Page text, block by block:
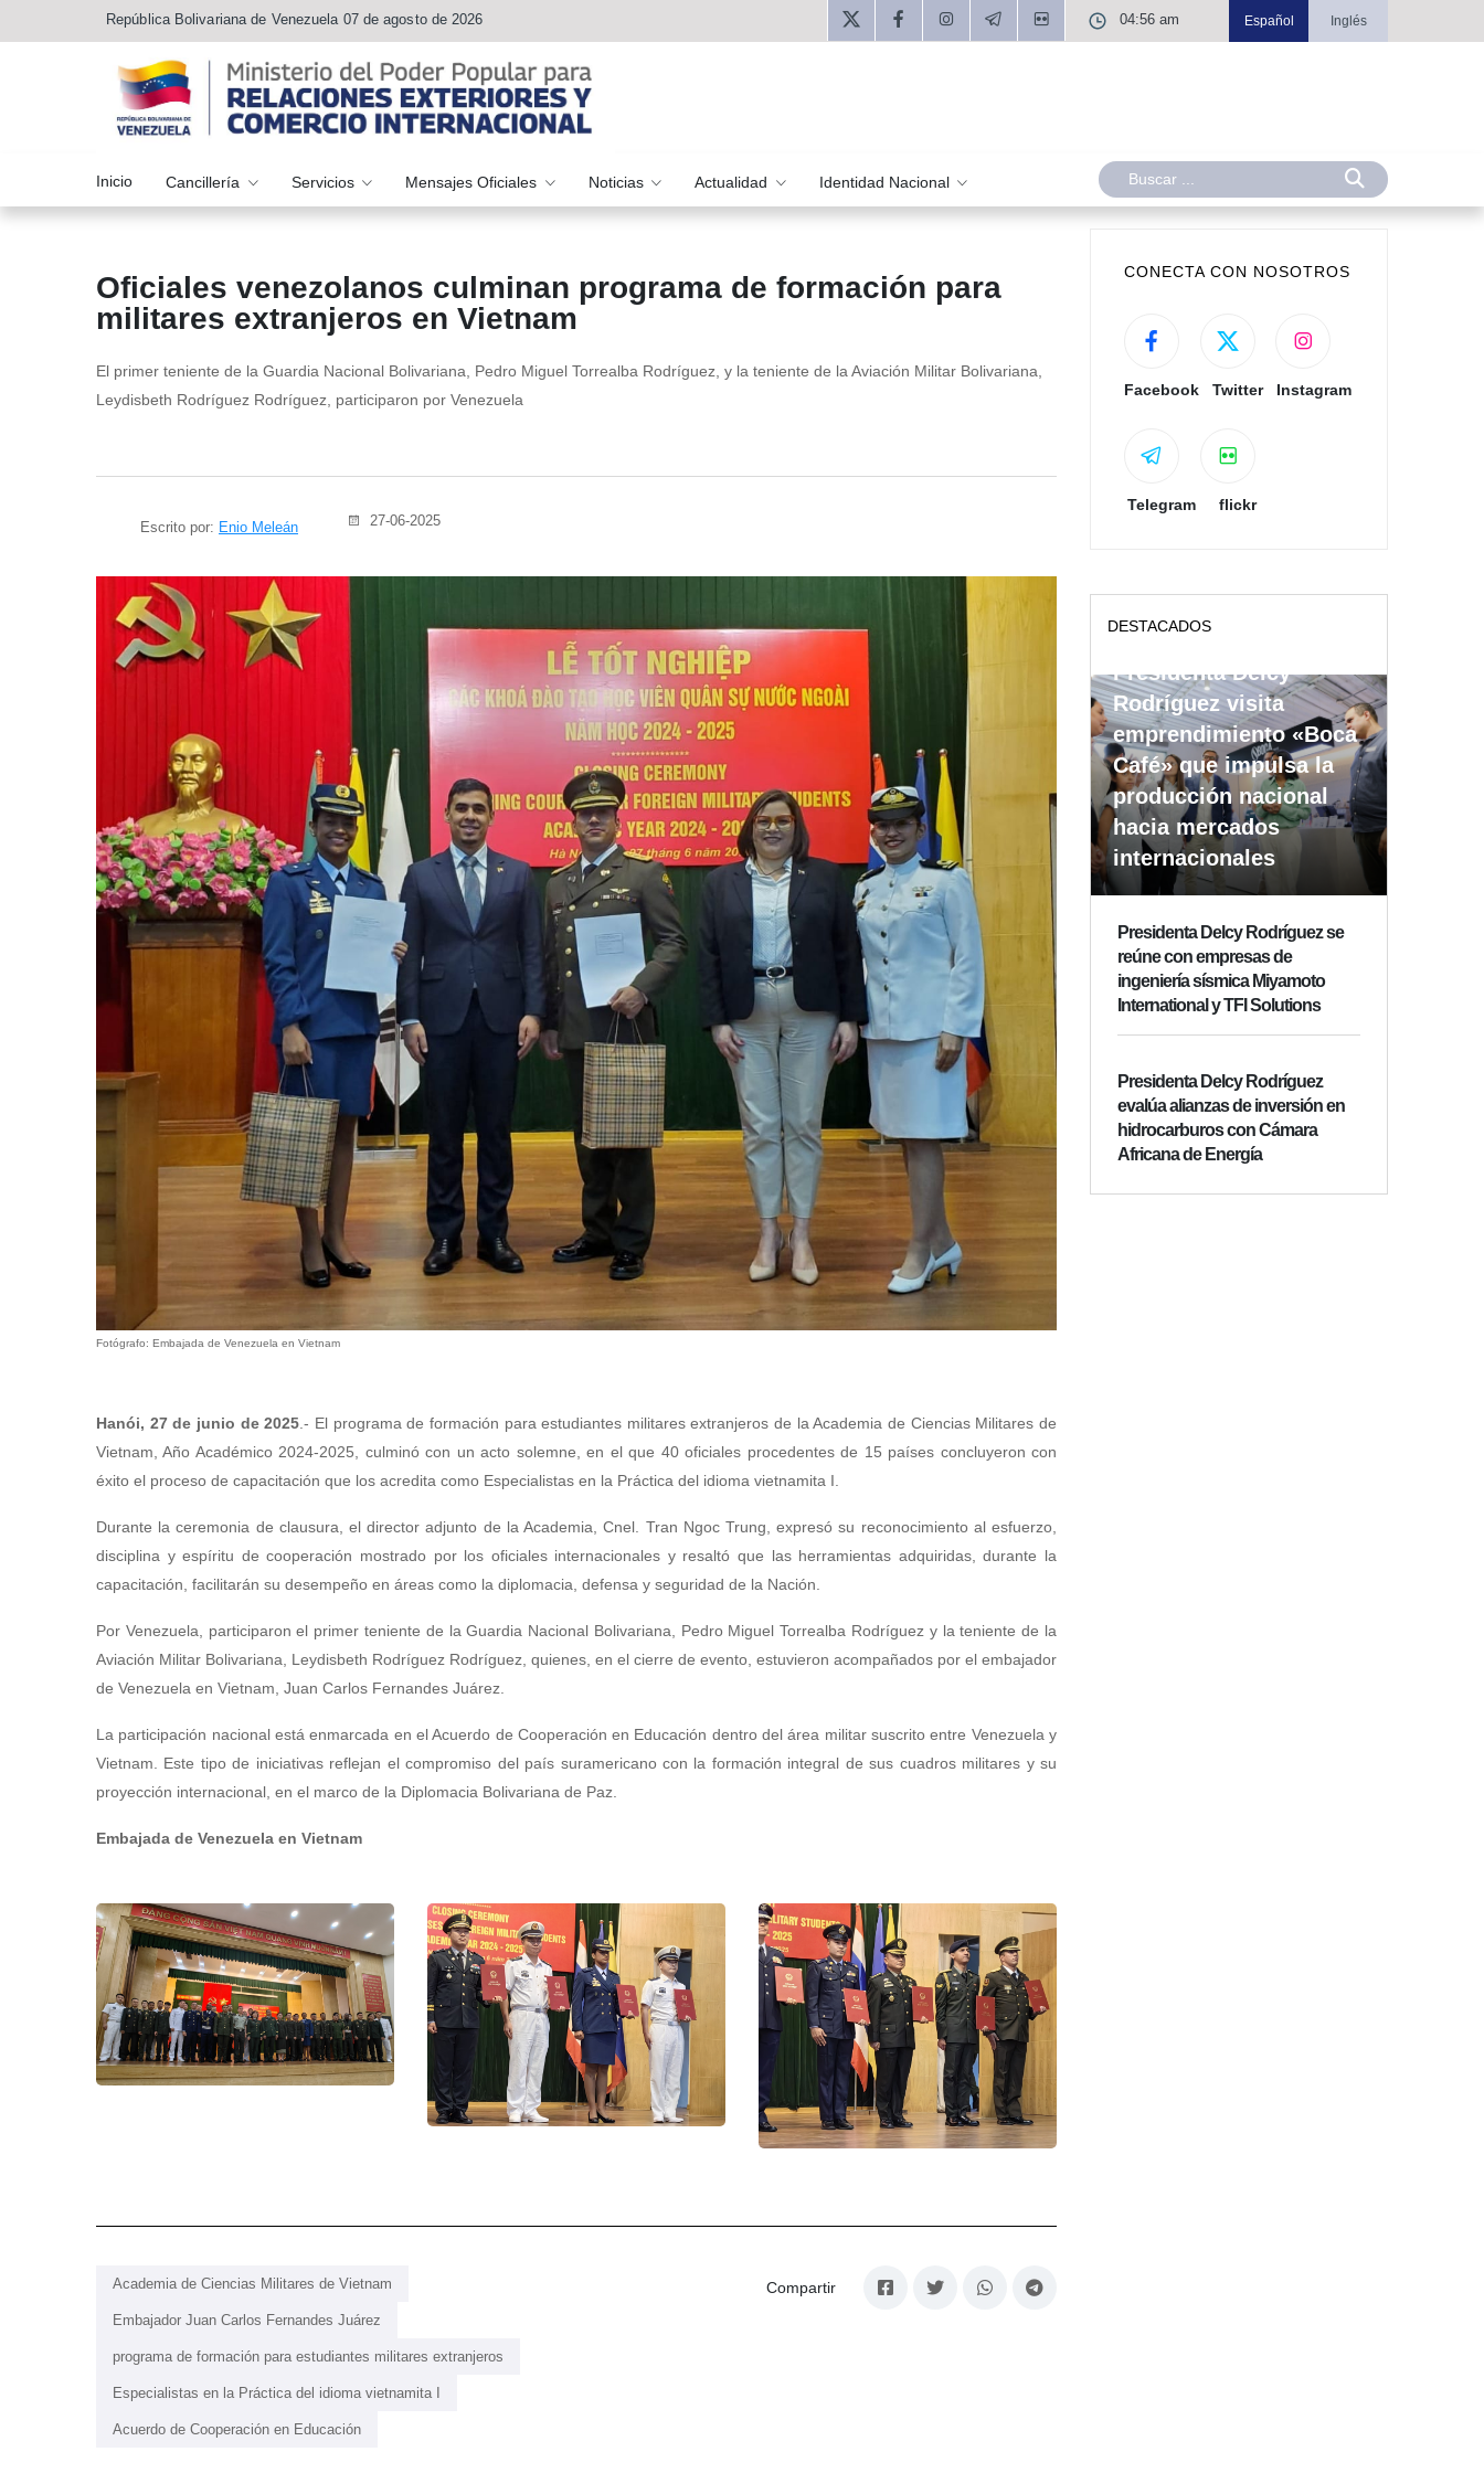
República Bolivariana de Venezuela 07 de agosto de 2026 04:56 am Español Inglés
Inicio Cancillería Servicios Mensajes Oficiales Noticias Actualidad Identidad Nacional
Oficiales venezolanos culminan programa de formación para
militares extranjeros en Vietnam
El primer teniente de la Guardia Nacional Bolivariana, Pedro Miguel Torrealba Rodríguez, y la teniente de la Aviación Militar Bolivariana,
Leydisbeth Rodríguez Rodríguez, participaron por Venezuela
Escrito por: Enio Meleán 27-06-2025
Fotógrafo: Embajada de Venezuela en Vietnam
Hanói, 27 de junio de 2025 .- El programa de formación para estudiantes militares extranjeros de la Academia de Ciencias Militares de
Vietnam, Año Académico 2024-2025, culminó con un acto solemne, en el que 40 oficiales procedentes de 15 países concluyeron con
éxito el proceso de capacitación que los acredita como Especialistas en la Práctica del idioma vietnamita I.
Durante la ceremonia de clausura, el director adjunto de la Academia, Cnel. Tran Ngoc Trung, expresó su reconocimiento al esfuerzo,
disciplina y espíritu de cooperación mostrado por los oficiales internacionales y resaltó que las herramientas adquiridas, durante la
capacitación, facilitarán su desempeño en áreas como la diplomacia, defensa y seguridad de la Nación.
Por Venezuela, participaron el primer teniente de la Guardia Nacional Bolivariana, Pedro Miguel Torrealba Rodríguez y la teniente de la
Aviación Militar Bolivariana, Leydisbeth Rodríguez Rodríguez, quienes, en el cierre de evento, estuvieron acompañados por el embajador
de Venezuela en Vietnam, Juan Carlos Fernandes Juárez.
La participación nacional está enmarcada en el Acuerdo de Cooperación en Educación dentro del área militar suscrito entre Venezuela y
Vietnam. Este tipo de iniciativas reflejan el compromiso del país suramericano con la formación integral de sus cuadros militares y su
proyección internacional, en el marco de la Diplomacia Bolivariana de Paz.
Embajada de Venezuela en Vietnam
Academia de Ciencias Militares de Vietnam
Embajador Juan Carlos Fernandes Juárez
programa de formación para estudiantes militares extranjeros
Especialistas en la Práctica del idioma vietnamita I
Acuerdo de Cooperación en Educación
Compartir
CONECTA CON NOSOTROS
Facebook Twitter Instagram
Telegram flickr
DESTACADOS
Presidenta Delcy
Rodríguez visita
emprendimiento «Boca
Café» que impulsa la
producción nacional
hacia mercados
internacionales
Presidenta Delcy Rodríguez se
reúne con empresas de
ingeniería sísmica Miyamoto
International y TFI Solutions
Presidenta Delcy Rodríguez
evalúa alianzas de inversión en
hidrocarburos con Cámara
Africana de Energía